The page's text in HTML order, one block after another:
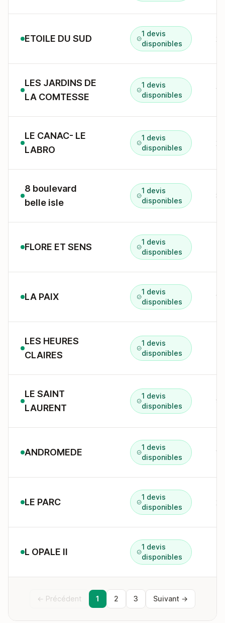
ETOILE DU SUD
1 devis
disponibles
2
LES JARDINS DE
LA COMTESSE
1 devis
disponibles
LE CANAC- LE
LABRO
1 devis
disponibles
8 boulevard
belle isle
1 devis
disponibles
8
FLORE ET SENS
1 devis
disponibles
LA PAIX
1 devis
disponibles
LES HEURES
CLAIRES
1 devis
disponibles
LE SAINT
LAURENT
1 devis
disponibles
9
ANDROMEDE
1 devis
disponibles
LE PARC
1 devis
disponibles
L OPALE II
1 devis
disponibles
← Précédent 1 2 3 Suivant →